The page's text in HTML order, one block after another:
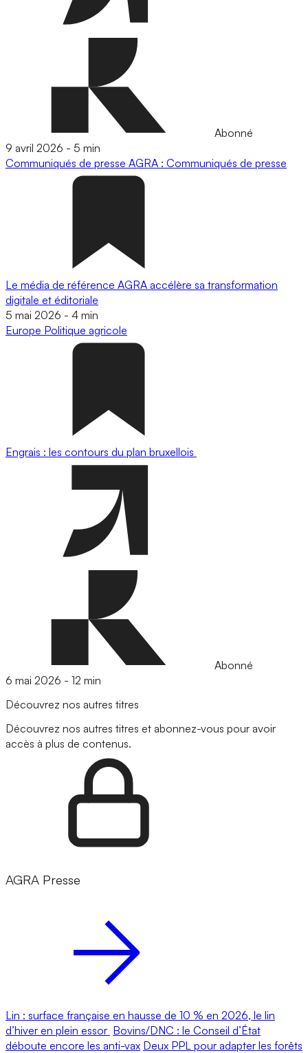
Abonné
9 avril 2026 - 5 min
Communiqués de presse AGRA : Communiqués de presse
Le média de référence AGRA accélère sa transformation
digitale et éditoriale
5 mai 2026 - 4 min
Europe Politique agricole
Engrais : les contours du plan bruxellois
Abonné
6 mai 2026 - 12 min
Découvrez nos autres titres
Découvrez nos autres titres et abonnez-vous pour avoir
accès à plus de contenus.
AGRA Presse
Lin : surface française en hausse de 10 % en 2026, le lin
d’hiver en plein essor Bovins/DNC : le Conseil d’État
déboute encore les anti-vax Deux PPL pour adapter les forêts